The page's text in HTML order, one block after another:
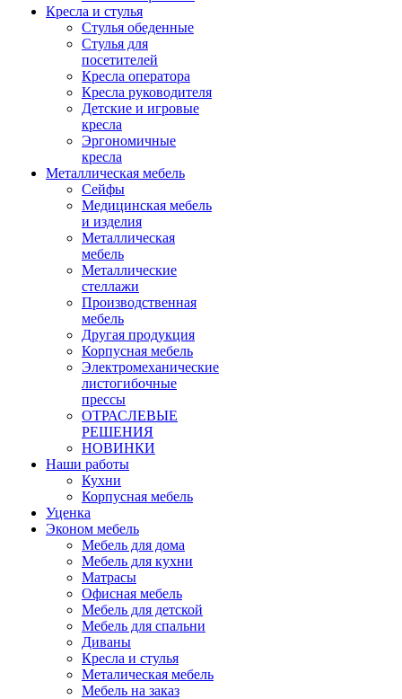
Кресла и стулья
Стулья обеденные
Стулья для
посетителей
Кресла оператора
Кресла руководителя
Детские и игровые
кресла
Эргономичные
кресла
Металлическая мебель
Сейфы
Медицинская мебель
и изделия
Металлическая
мебель
Металлические
стеллажи
Производственная
мебель
Другая продукция
Корпусная мебель
Электромеханические
листогибочные
прессы
ОТРАСЛЕВЫЕ
РЕШЕНИЯ
НОВИНКИ
Наши работы
Кухни
Корпусная мебель
Уценка
Эконом мебель
Мебель для дома
Мебель для кухни
Матрасы
Офисная мебель
Мебель для детской
Мебель для спальни
Диваны
Кресла и стулья
Металическая мебель
Мебель на заказ